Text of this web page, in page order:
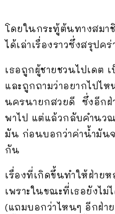
โดยในกระทู้ต้นทางสมา
ได้เล่าเรื่องราวซึ่งสรุปคร่
เธอถูกผู้ชายชวนไปเดต
และถูกถามว่าอยากไปไ
นครนายกสวยดี ซึ่งอีกฝ่
พาไป แต่แล้วกลับคำนว
มัน ก่อนบอกว่าค่าน้ำมัน
กัน
เรื่องที่เกิดขึ้นทำให้ฝ่าย
เพราะในขณะที่เธอยังไม่
(แถมบอกว่าไหนๆ อีกฝ่า